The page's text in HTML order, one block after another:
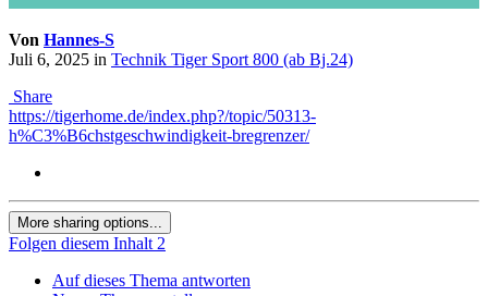
Von Hannes-S
Juli 6, 2025 in Technik Tiger Sport 800 (ab Bj.24)
Share
https://tigerhome.de/index.php?/topic/50313-
h%C3%B6chstgeschwindigkeit-bregrenzer/
More sharing options...
Folgen diesem Inhalt 2
Auf dieses Thema antworten